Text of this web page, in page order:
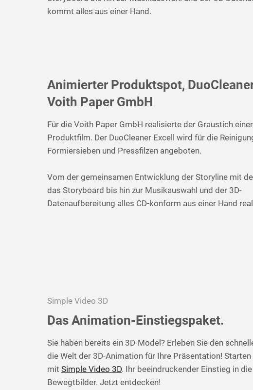
kommt alles aus einer Hand.
Animierter Produktspot,
Voith Paper GmbH
Für die Voith Paper GmbH realisierte der Graustich
Produktfilm. Der DuoCleaner Excell wird für die
Formiersieben und Pressfilzen angeboten.
Vom der gemeinsamen Entwicklung der Storyline mit
das Storyboard bis hin zur Musikauswahl und der 3D-
Datenaufbereitung alles CD-konform aus einer Hand
Simple Video 3D
Das Animation-Einstiegspaket.
Sie haben bereits ein 3D-Model? Erleben Sie den
die Welt der 3D-Animation für Ihre Präsentation! Starten
mit Simple Video 3D. Ihr beeindruckender Einstieg in
Bewegtbilder. Jetzt entdecken!